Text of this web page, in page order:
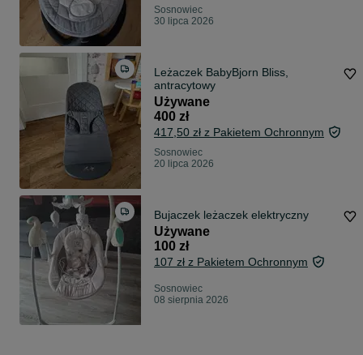
Sosnowiec
30 lipca 2026
Leżaczek BabyBjorn Bliss,
antracytowy
Używane
400 zł
417,50 zł z Pakietem Ochronnym
Sosnowiec
20 lipca 2026
Bujaczek leżaczek elektryczny
Używane
100 zł
107 zł z Pakietem Ochronnym
Sosnowiec
08 sierpnia 2026